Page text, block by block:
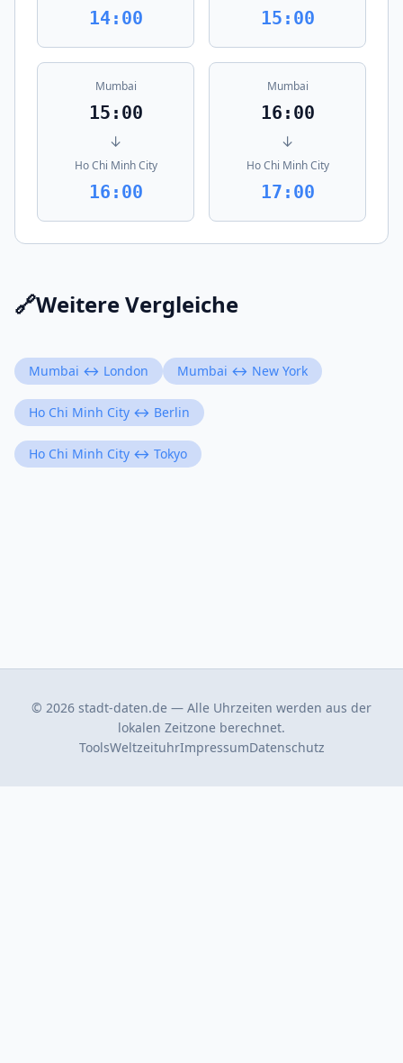
14:00 15:00
Mumbai
15:00
↓
Ho Chi Minh City
16:00
Mumbai
16:00
↓
Ho Chi Minh City
17:00
🔗Weitere Vergleiche
Mumbai ↔ London Mumbai ↔ New York
Ho Chi Minh City ↔ Berlin
Ho Chi Minh City ↔ Tokyo
© 2026 stadt-daten.de — Alle Uhrzeiten werden aus der
lokalen Zeitzone berechnet.
ToolsWeltzeituhrImpressumDatenschutz